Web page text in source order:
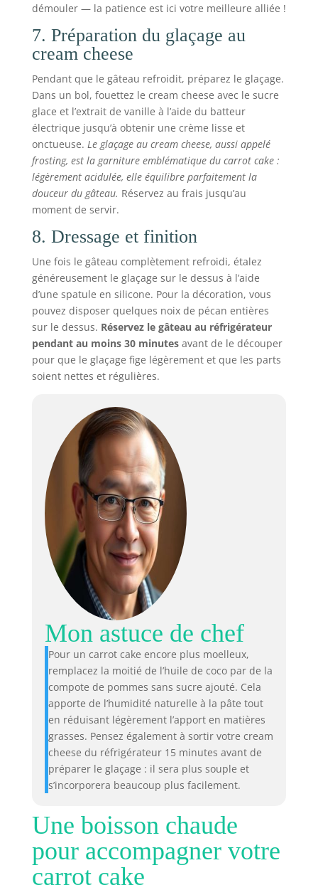
démouler — la patience est ici votre meilleure alliée !
7. Préparation du glaçage au
cream cheese
Pendant que le gâteau refroidit, préparez le glaçage.
Dans un bol, fouettez le cream cheese avec le sucre
glace et l’extrait de vanille à l’aide du batteur
électrique jusqu’à obtenir une crème lisse et
onctueuse. Le glaçage au cream cheese, aussi appelé
frosting, est la garniture emblématique du carrot cake :
légèrement acidulée, elle équilibre parfaitement la
douceur du gâteau. Réservez au frais jusqu’au
moment de servir.
8. Dressage et finition
Une fois le gâteau complètement refroidi, étalez
généreusement le glaçage sur le dessus à l’aide
d’une spatule en silicone. Pour la décoration, vous
pouvez disposer quelques noix de pécan entières
sur le dessus. Réservez le gâteau au réfrigérateur
pendant au moins 30 minutesavant de le découper
pour que le glaçage fige légèrement et que les parts
soient nettes et régulières.
Mon astuce de chef
Pour un carrot cake encore plus moelleux,
remplacez la moitié de l’huile de coco par de la
compote de pommes sans sucre ajouté. Cela
apporte de l’humidité naturelle à la pâte tout
en réduisant légèrement l’apport en matières
grasses. Pensez également à sortir votre cream
cheese du réfrigérateur 15 minutes avant de
préparer le glaçage : il sera plus souple et
s’incorporera beaucoup plus facilement.
Une boisson chaude
pour accompagner votre
carrot cake